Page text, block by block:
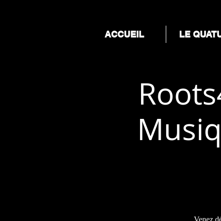
ACCUEIL LE
Venez